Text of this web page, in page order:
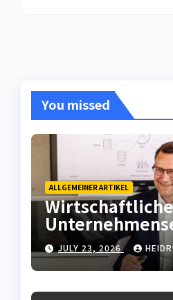
You missed
ALLGEMEINER ARTIKEL
Wirtschaftliche
g mit
JULY 23, 2026